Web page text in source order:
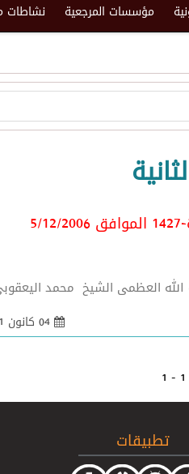
مؤسسات المرجعية نشاطات
الله العظمى الشيخ محمد
1 - 1
تطبيقات